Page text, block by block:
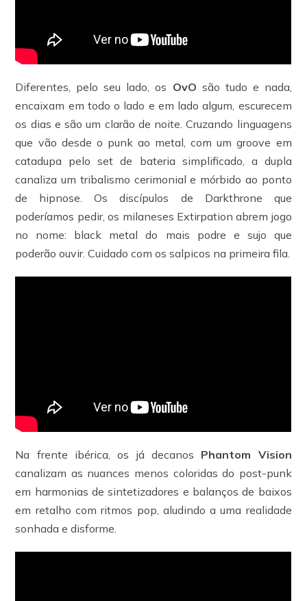
Diferentes, pelo seu lado, os OvO são tudo e nada,
encaixam em todo o lado e em lado algum, escurecem
os dias e são um clarão de noite. Cruzando linguagens
que vão desde o punk ao metal, com um groove em
catadupa pelo set de bateria simplificado, a dupla
canaliza um tribalismo cerimonial e mórbido ao ponto
de hipnose. Os discípulos de Darkthrone que
poderíamos pedir, os milaneses Extirpation abrem jogo
no nome: black metal do mais podre e sujo que
poderão ouvir. Cuidado com os salpicos na primeira fila.
Na frente ibérica, os já decanos Phantom Vision
canalizam as nuances menos coloridas do post-punk
em harmonias de sintetizadores e balanços de baixos
em retalho com ritmos pop, aludindo a uma realidade
sonhada e disforme.